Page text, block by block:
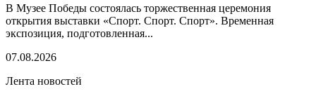
В Музее Победы состоялась торжественная церемония
открытия выставки «Спорт. Спорт. Спорт». Временная
экспозиция, подготовленная...
07.08.2026
Лента новостей